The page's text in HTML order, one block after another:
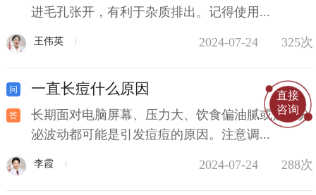
进毛孔张开，有利于杂质排出。记得使用...
王伟英 2024-07-24 325次
一直长痘什么原因
长期面对电脑屏幕、压力大、饮食偏油腻或是内分
泌波动都可能是引发痘痘的原因。注意调...
李霞 2024-07-24 288次
直接
咨询